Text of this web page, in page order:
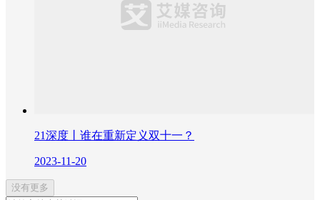
21深度丨谁在重新定义双十一？
2023-11-20
没有更多